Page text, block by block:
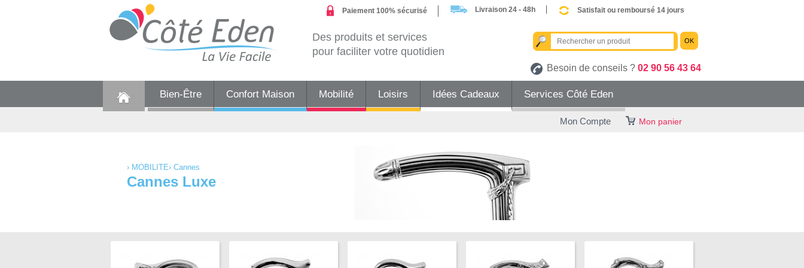
Paiement 100% sécurisé Livraison 24 - 48h Satisfait ou remboursé 14 jours
Des produits et services
pour faciliter votre quotidien
OK
Besoin de conseils ? 02 90 56 43 64
Bien-Être Confort Maison Mobilité Loisirs Idées Cadeaux Services Côté Eden
Mon panier
Mon Compte
› MOBILITE› Cannes
Cannes Luxe